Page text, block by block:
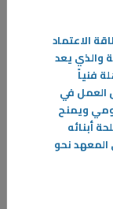
سوق العمل.
م.سالم
احتياجات سوق
الاعتماد
والذي يعد
فنياً
العمل في
ويمنح
أبنائه
نحو